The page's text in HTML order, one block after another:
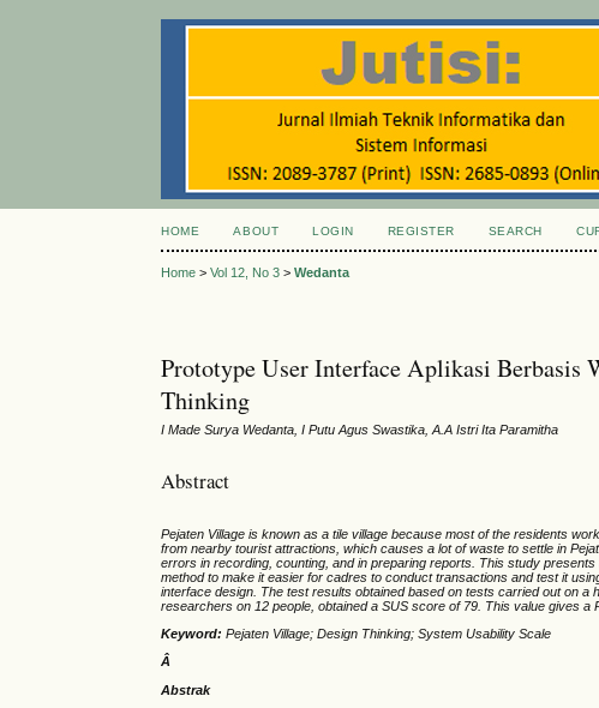
HOME ABOUT LOGIN REGISTER SEARCH
Home >Vol 12, No 3 >Wedanta
Prototype User Interface Aplikasi Berbasis
Thinking
I Made Surya Wedanta, I Putu Agus Swastika, A.A Istri Ita Paramitha
Abstract
Pejaten Village is known as a tile village because most of the residents
from nearby tourist attractions, which causes a lot of waste to settle in
errors in recording, counting, and in preparing reports. This study
method to make it easier for cadres to conduct transactions and test it
interface design. The test results obtained based on tests carried out on
researchers on 12 people, obtained a SUS score of 79. This value gives
Keyword:Pejaten Village; Design Thinking;System Usability Scale
Â
Abstrak